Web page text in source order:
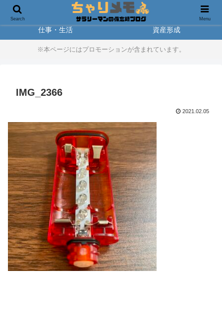
製品レビュー
仕事・生活 資産形成
※本ページにはプロモーションが含まれています。
IMG_2366
2021.02.05
Search Menu